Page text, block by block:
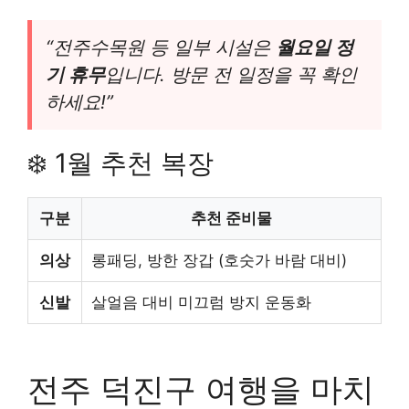
“전주수목원 등 일부 시설은 월요일 정
기 휴무입니다. 방문 전 일정을 꼭 확인
하세요!”
❄️ 1월 추천 복장
구분 추천 준비물
의상 롱패딩, 방한 장갑 (호숫가 바람 대비)
신발 살얼음 대비 미끄럼 방지 운동화
전주 덕진구 여행을 마치